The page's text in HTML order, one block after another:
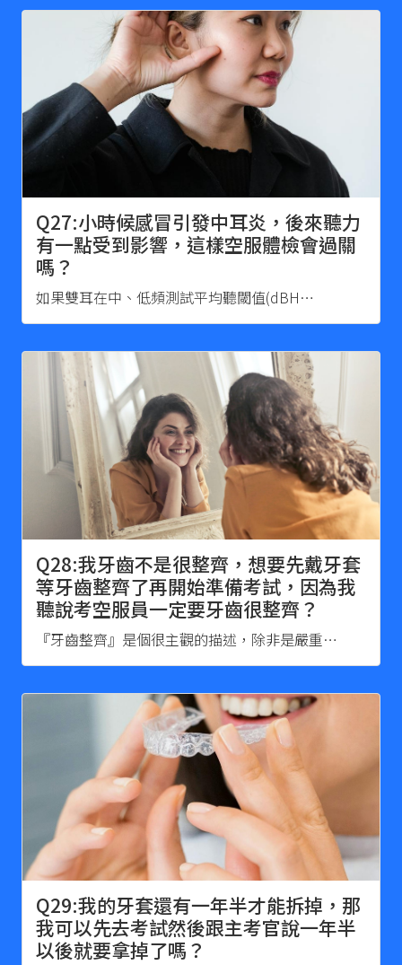
Q27:小時候感冒引發中耳炎，後來聽力
有一點受到影響，這樣空服體檢會過關
嗎？
如果雙耳在中、低頻測試平均聽閾值(dBH…
Q28:我牙齒不是很整齊，想要先戴牙套
等牙齒整齊了再開始準備考試，因為我
聽說考空服員一定要牙齒很整齊？
『牙齒整齊』是個很主觀的描述，除非是嚴重…
Q29:我的牙套還有一年半才能拆掉，那
我可以先去考試然後跟主考官說一年半
以後就要拿掉了嗎？